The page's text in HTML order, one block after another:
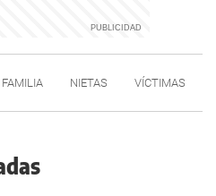
FAMILIA NIETAS VÍCTIMAS